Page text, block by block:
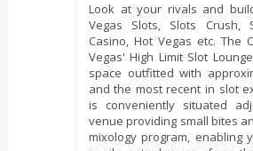
Look at your rivals and
Vegas Slots, Slots Crush,
Casino, Hot Vegas etc. The
Vegas' High Limit Slot
space outfitted with
and the most recent in slot
is conveniently situated
venue providing small bites
mixology program, enabling